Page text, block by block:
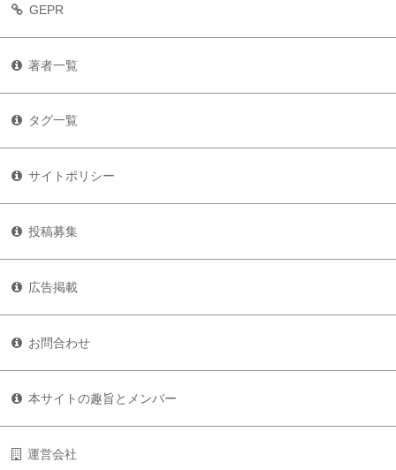
GEPR
著者一覧
タグ一覧
サイトポリシー
投稿募集
広告掲載
お問合わせ
本サイトの趣旨とメンバー
運営会社